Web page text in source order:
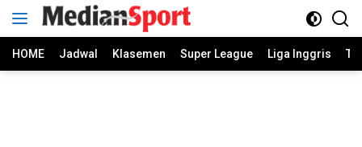
HOME Jadwal Klasemen Super League Liga Inggris